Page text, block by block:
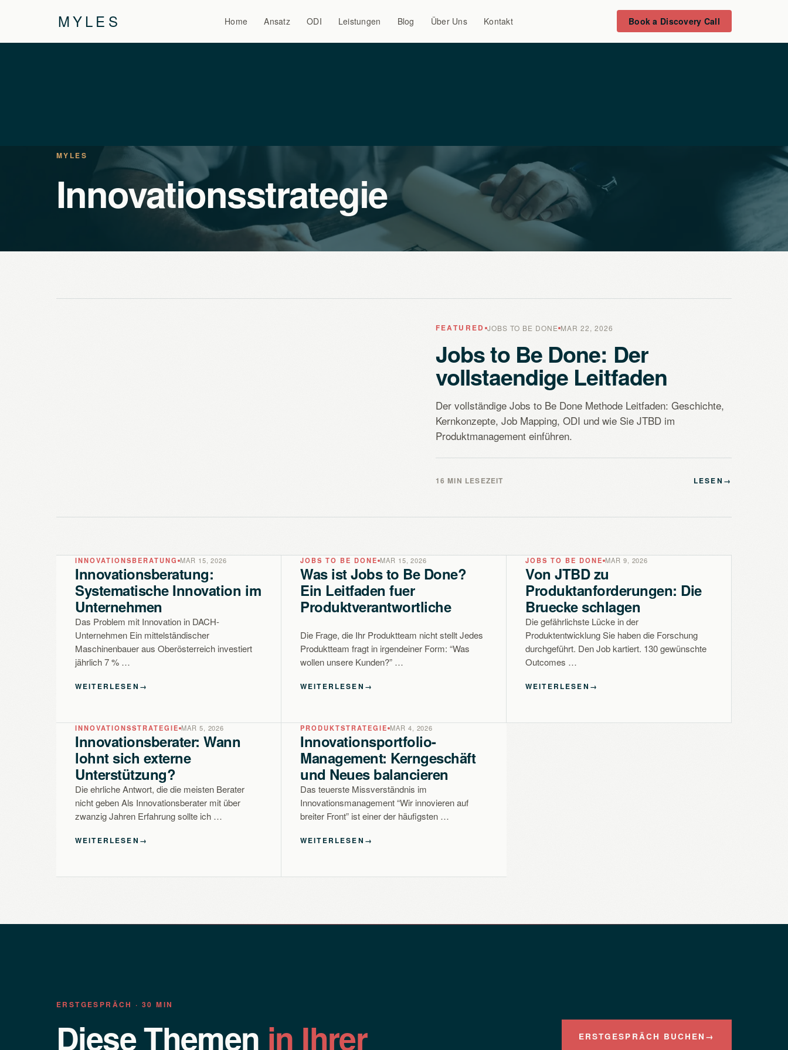
MYLES Home Ansatz ODI Leistungen Blog Über Uns Kontakt Book a Discovery Call
MYLES
Innovationsstrategie
FEATURED JOBS TO BE DONE MAR 22, 2026
Jobs to Be Done: Der
vollstaendige Leitfaden
Der vollständige Jobs to Be Done Methode Leitfaden: Geschichte,
Kernkonzepte, Job Mapping, ODI und wie Sie JTBD im
Produktmanagement einführen.
16 MIN LESEZEIT LESEN →
INNOVATIONSBERATUNG MAR 15, 2026
Innovationsberatung:
Systematische Innovation im
Unternehmen
Das Problem mit Innovation in DACH-
Unternehmen Ein mittelständischer
Maschinenbauer aus Oberösterreich investiert
jährlich 7 % …
WEITERLESEN →
JOBS TO BE DONE MAR 15, 2026
Was ist Jobs to Be Done?
Ein Leitfaden fuer
Produktverantwortliche
Die Frage, die Ihr Produktteam nicht stellt Jedes
Produktteam fragt in irgendeiner Form: “Was
wollen unsere Kunden?” …
WEITERLESEN →
JOBS TO BE DONE MAR 9, 2026
Von JTBD zu
Produktanforderungen: Die
Bruecke schlagen
Die gefährlichste Lücke in der
Produktentwicklung Sie haben die Forschung
durchgeführt. Den Job kartiert. 130 gewünschte
Outcomes …
WEITERLESEN →
INNOVATIONSSTRATEGIE MAR 5, 2026
Innovationsberater: Wann
lohnt sich externe
Unterstützung?
Die ehrliche Antwort, die die meisten Berater
nicht geben Als Innovationsberater mit über
zwanzig Jahren Erfahrung sollte ich …
WEITERLESEN →
PRODUKTSTRATEGIE MAR 4, 2026
Innovationsportfolio-
Management: Kerngeschäft
und Neues balancieren
Das teuerste Missverständnis im
Innovationsmanagement “Wir innovieren auf
breiter Front” ist einer der häufigsten …
WEITERLESEN →
ERSTGESPRÄCH · 30 MIN
Diese Themen in Ihrer ERSTGESPRÄCH BUCHEN →